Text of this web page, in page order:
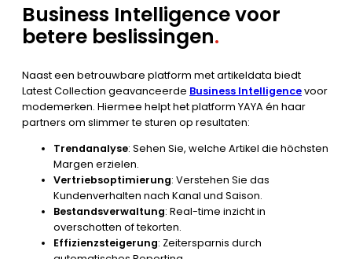
Business Intelligence voor
betere beslissingen.
Naast een betrouwbare platform met artikeldata biedt
Latest Collection geavanceerde Business Intelligencevoor
modemerken. Hiermee helpt het platform YAYA én haar
partners om slimmer te sturen op resultaten:
Trendanalyse: Sehen Sie, welche Artikel die höchsten
Margen erzielen.
Vertriebsoptimierung: Verstehen Sie das
Kundenverhalten nach Kanal und Saison.
Bestandsverwaltung: Real-time inzicht in
overschotten of tekorten.
Effizienzsteigerung: Zeitersparnis durch